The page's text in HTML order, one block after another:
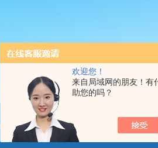
欢迎您！
来自局域网的朋友！有
助您的吗？
机,p80橡胶润滑剂PendoTECH压力监控与传